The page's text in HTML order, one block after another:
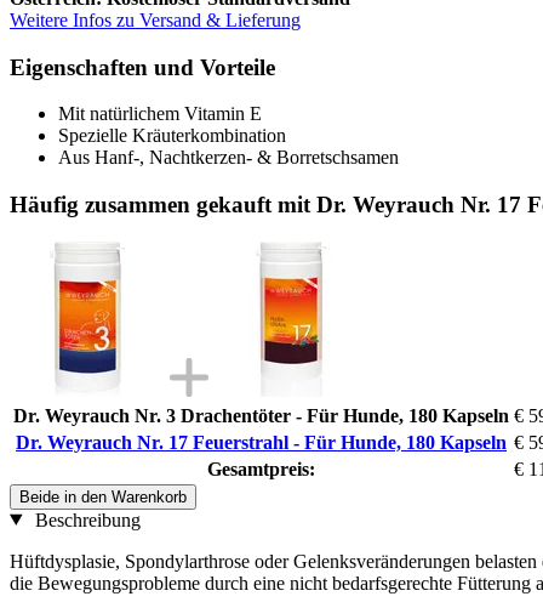
Weitere Infos zu Versand & Lieferung
Eigenschaften und Vorteile
Mit natürlichem Vitamin E
Spezielle Kräuterkombination
Aus Hanf-, Nachtkerzen- & Borretschsamen
Häufig zusammen gekauft mit Dr. Weyrauch Nr. 17
Dr. Weyrauch Nr. 3 Drachentöter - Für Hunde, 180 Kapseln €
Dr. Weyrauch Nr. 17 Feuerstrahl - Für Hunde, 180 Kapseln €
Gesamtpreis:
€
Beide in den Warenkorb
Beschreibung
Hüftdysplasie, Spondylarthrose oder Gelenksveränderungen
die Bewegungsprobleme durch eine nicht bedarfsgerechte Fütterung